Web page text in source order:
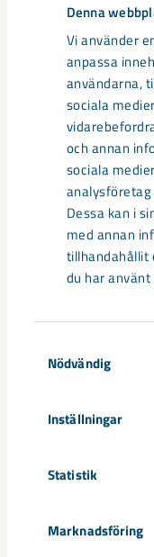
Denna
Vi använder
anpassa
användarna,
sociala
och annan
sociala
Dessa kan i
med annan
tillhandahållit
du har
Nödvändig
Inställningar
Statistik
Marknadsföring
Sibirien-
centrum
Under sommaren
gamla Kiruna
– bland annat ...
annan sida
Kirunaborna fick
när